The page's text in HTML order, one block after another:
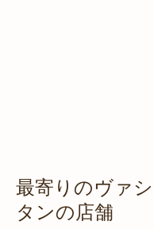
最寄りのヴァ
タンの店舗